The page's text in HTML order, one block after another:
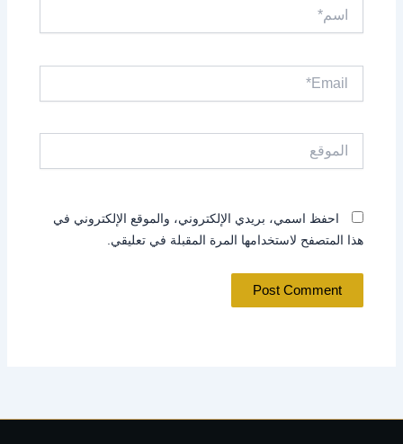
اسم*
الموقع
احفظ اسمي، بريدي الإلكتروني، والموقع الإلكتروني في
هذا المتصفح لاستخدامها المرة المقبلة في تعليقي.